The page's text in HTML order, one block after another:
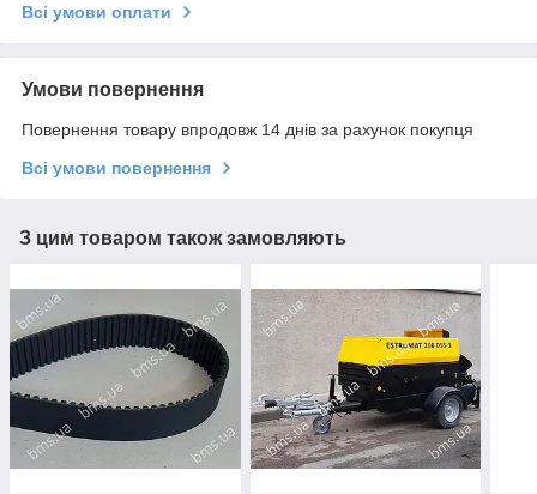
Всі умови оплати
Умови повернення
Повернення товару впродовж 14 днів за рахунок покупця
Всі умови повернення
З цим товаром також замовляють